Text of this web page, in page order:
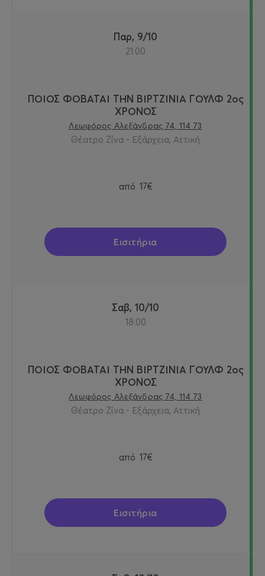
Παρ, 9/10
21:00
ΠΟΙΟΣ ΦΟΒΑΤΑΙ ΤΗΝ ΒΙΡΤΖΙΝΙΑ ΓΟΥΛΦ 2ος
ΧΡΟΝΟΣ
Λεωφόρος Αλεξάνδρας 74, 114 73
Θέατρο Ζίνα - Εξάρχεια, Αττική
από 17€
Εισιτήρια
Σαβ, 10/10
18:00
ΠΟΙΟΣ ΦΟΒΑΤΑΙ ΤΗΝ ΒΙΡΤΖΙΝΙΑ ΓΟΥΛΦ 2ος
ΧΡΟΝΟΣ
Λεωφόρος Αλεξάνδρας 74, 114 73
Θέατρο Ζίνα - Εξάρχεια, Αττική
από 17€
Εισιτήρια